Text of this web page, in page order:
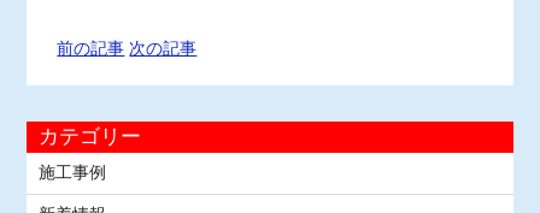
前の記事 次の記事
カテゴリー
施工事例